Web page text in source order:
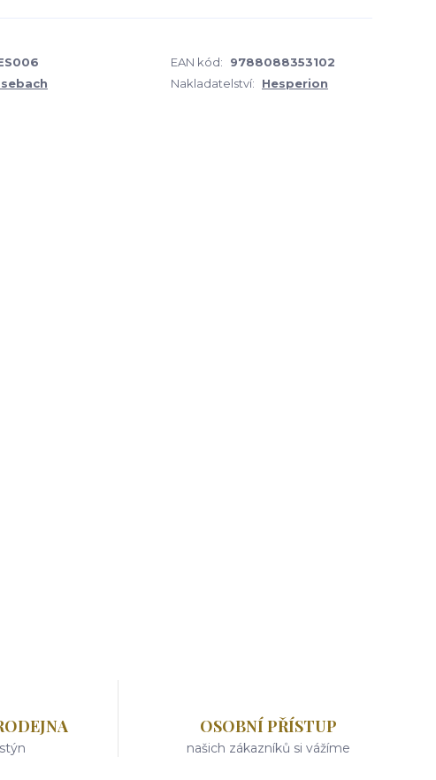
EAN kód:
9788088353102
Nakladatelství: Hesperion
OSOBNÍ PŘÍSTUP
našich zákazníků si vážíme